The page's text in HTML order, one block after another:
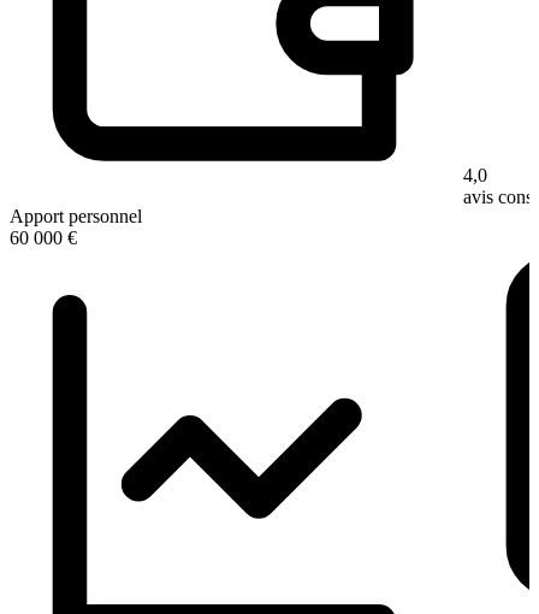
Apport personnel
60 000 €
4,0
avis